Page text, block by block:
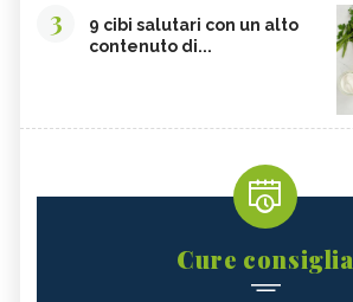
3
9 cibi salutari con un alto
contenuto di...
Cure consiglia